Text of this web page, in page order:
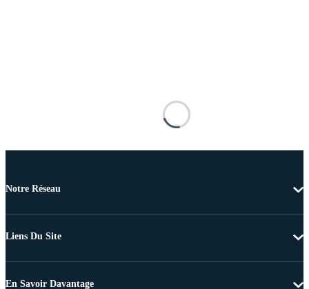
Notre Réseau
Liens Du Site
En Savoir Davantage